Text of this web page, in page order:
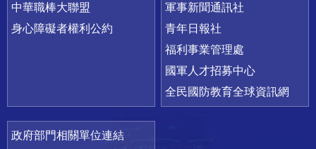
中華職棒大聯盟
身心障礙者權利公約
軍事新聞通訊社
青年日報社
福利事業管理處
國軍人才招募中心
全民國防教育全球資訊網
政府部門相關單位連結